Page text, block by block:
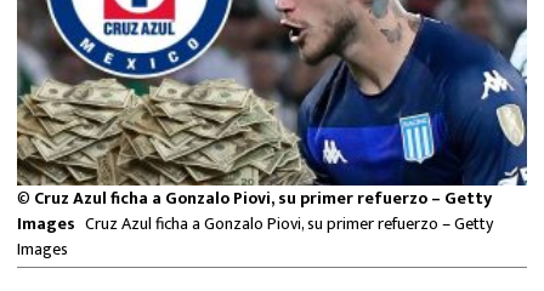
LIGA MX
NFL
© Cruz Azul ficha a Gonzalo Piovi, su primer refuerzo – Getty
Images Cruz Azul ficha a Gonzalo Piovi, su primer refuerzo – Getty
Images